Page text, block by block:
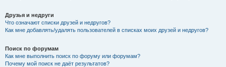
Друзья и недруги
Что означают списки друзей и недругов?
Как мне добавлять/удалять пользователей в списках моих друзей и недругов?
Поиск по форумам
Как мне выполнить поиск по форуму или форумам?
Почему мой поиск не даёт результатов?